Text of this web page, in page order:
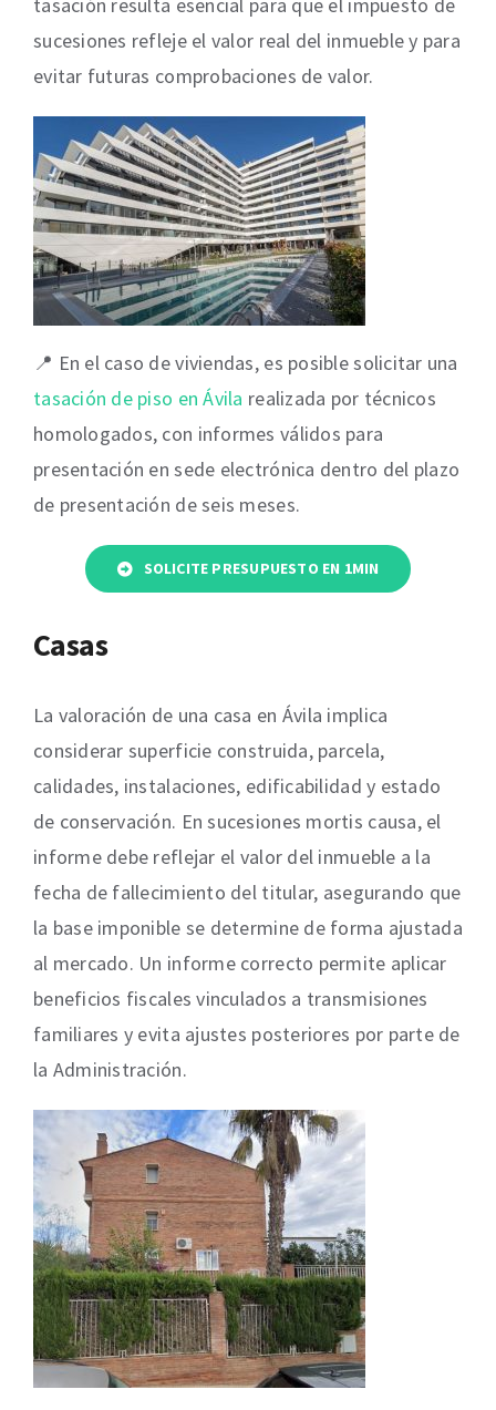
tasación resulta esencial para que el impuesto de
sucesiones refleje el valor real del inmueble y para
evitar futuras comprobaciones de valor.
📍 En el caso de viviendas, es posible solicitar una
tasación de piso en Ávila realizada por técnicos
homologados, con informes válidos para
presentación en sede electrónica dentro del plazo
de presentación de seis meses.
SOLICITE PRESUPUESTO EN 1MIN
Casas
La valoración de una casa en Ávila implica
considerar superficie construida, parcela,
calidades, instalaciones, edificabilidad y estado
de conservación. En sucesiones mortis causa, el
informe debe reflejar el valor del inmueble a la
fecha de fallecimiento del titular, asegurando que
la base imponible se determine de forma ajustada
al mercado. Un informe correcto permite aplicar
beneficios fiscales vinculados a transmisiones
familiares y evita ajustes posteriores por parte de
la Administración.